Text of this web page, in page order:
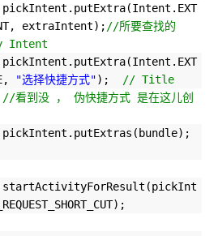
extraIntent); //所要查找的
Intent
"选择快捷方式");
// Title
//看到没 ， 伪快捷方式 是在这儿创